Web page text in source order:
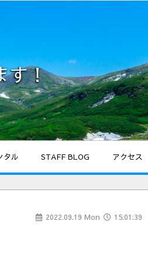
す！
タル STAFF BLOG アクセス
2022.09.19 Mon 15:01:39